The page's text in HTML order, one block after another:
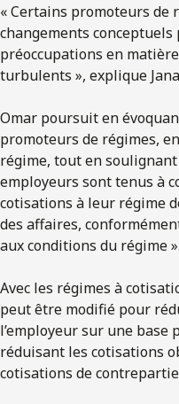
« Certains promoteurs de
changements conceptuels
préoccupations en
turbulents », explique
Omar poursuit en
promoteurs de régimes,
régime, tout en
employeurs sont tenus à
cotisations à leur régime
des affaires,
aux conditions du régime ».
Avec les régimes à
peut être modifié pour
l’employeur sur une base
réduisant les cotisations
cotisations de contrepartie